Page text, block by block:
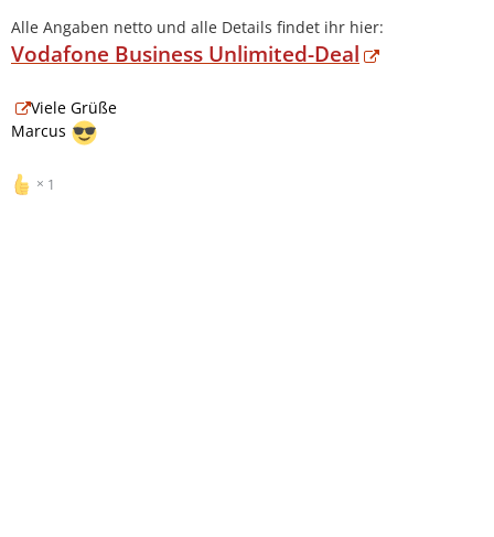
Alle Angaben netto und alle Details findet ihr hier:
Vodafone Business Unlimited-Deal
Viele Grüße
Marcus
1